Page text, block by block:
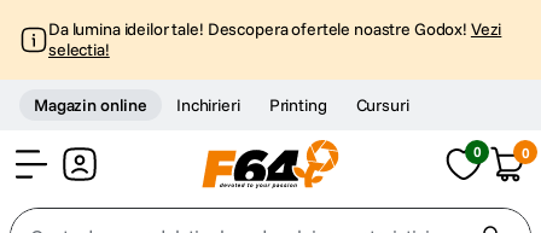
Da lumina ideilor tale! Descopera ofertele noastre Godox! Vezi
selectia!
Magazin online Inchirieri Printing Cursuri
0 0
Cauta dupa model, tipul produsului, caracteristici...